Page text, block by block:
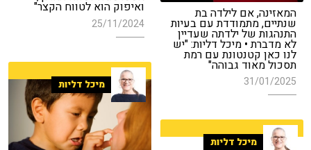
המאזינה, אם לילדה בת
שנתיים, מתמודדת עם בעיות
התנהגות של ילדתה שעדיין
לא מדברת • מיכל דליות: "יש
לנו כאן קטנטונת עם רמת
תסכול מאוד גבוהה"
31/01/2025
ואיפוק הוא לטווח הקצר"
25/11/2024
מיכל דליות
מיכל דליות